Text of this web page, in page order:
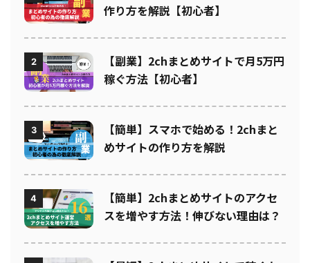
作り方を解説【初心者】
2
【副業】2chまとめサイトで月5万円
稼ぐ方法【初心者】
3
【簡単】スマホで始める！2chまと
めサイトの作り方を解説
4
【簡単】2chまとめサイトのアクセ
スを増やす方法！伸びない理由は？